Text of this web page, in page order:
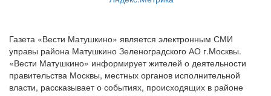
Газета «Вести Матушкино» является электронным СМИ
управы района Матушкино Зеленоградского АО г.Москвы.
«Вести Матушкино» информирует жителей о деятельности
правительства Москвы, местных органов исполнительной
власти, рассказывает о событиях, происходящих в районе